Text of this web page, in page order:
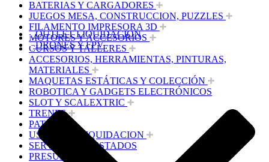
BATERIAS Y CARGADORES
JUEGOS MESA, CONSTRUCCION, PUZZLES
FILAMENTO IMPRESORA 3D
MOTORES Y ACCESORIOS
CURSOS Y TALLERES
ACCESORIOS, HERRAMIENTAS, PINTURAS,
MATERIALES
MAQUETAS ESTÁTICAS Y COLECCIÓN
ROBOTICA Y GADGETS ELECTRÓNICOS
SLOT Y SCALEXTRIC
TRENES
PATINES
USADOS Y LIQUIDACION
SERVICIOS PRESTADOS
PRESUPUESTOS
OUTLET LIQUIDACION
DRONES Y FPV